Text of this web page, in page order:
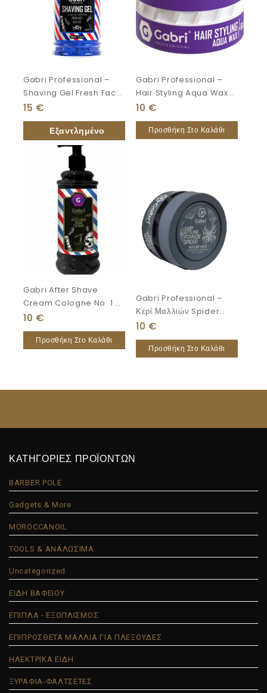
Gabri Professional –
Shaving Gel Fresh Face
Blue Ice 1000ml
15 €
Gabri Professional –
Hair Styling Aqua Wax
Gloss Finish 150ml
10 €
Προσθήκη Στο Καλάθι
Gabri After Shave
Cream Cologne No. 1 –
Platinum Night 400ml
10 €
Προσθήκη Στο Καλάθι
Gabri Professional –
Κερί Μαλλιών Spider
Wax 150ml
10 €
Προσθήκη Στο Καλάθι
ΚΑΤΗΓΟΡΙΕΣ ΠΡΟΪΟΝΤΩΝ
BARBER POLE
Gadgets & More
MOROCCANOIL
TOOLS & ΑΝΑΛΩΣΙΜΑ
Uncategorized
ΕΙΔΗ ΒΑΦΕΙΟΥ
ΕΠΙΠΛΑ - ΕΞΟΠΛΙΣΜΟΣ
ΕΠΙΠΡΟΣΘΕΤΑ ΜΑΛΛΙΑ ΓΙΑ ΠΛΕΞΟΥΔΕΣ
ΗΛΕΚΤΡΙΚΑ ΕΙΔΗ
ΞΥΡΑΦΙΑ-ΦΑΛΤΣΕΤΕΣ